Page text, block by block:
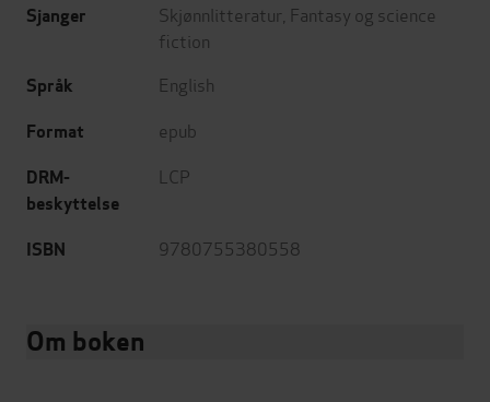
Sjanger Skjønnlitteratur Fantasy og science
fiction
Språk English
Format epub
DRM-
beskyttelse
LCP
ISBN 9780755380558
Om boken